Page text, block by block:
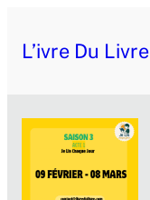
L’ivre Du Livre